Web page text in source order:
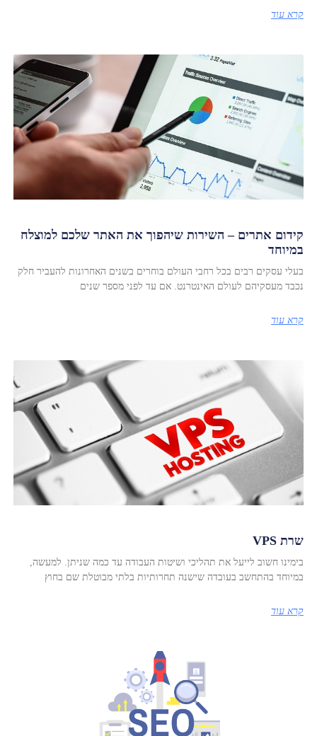
קרא עוד
קידום אתרים – השירות שיהפוך את האתר שלכם למוצלח
במיוחד
בעלי עסקים רבים בכל רחבי העולם בוחרים בשנים האחרונות להעביר חלק
נכבד מעסקיהם לעולם האינטרנט. אם עד לפני מספר שנים
קרא עוד
שרת VPS
בימינו חשוב לייעל את תהליכי ושיטות העבודה עד כמה שניתן. למעשה,
במיוחד בהתחשב בעובדה שישנה תחרותיות בלתי מבוטלת שם בחוץ
קרא עוד